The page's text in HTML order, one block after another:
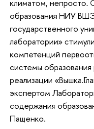
климатом, непросто.
образования НИУ
государственного
лаборатории»
компетенций
системы
реализации
экспертом
содержания
Пащенко.